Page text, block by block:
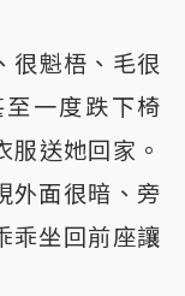
很魁梧、毛很
一度跌下椅
服送她回家。
外面很暗、旁
乖坐回前座讓